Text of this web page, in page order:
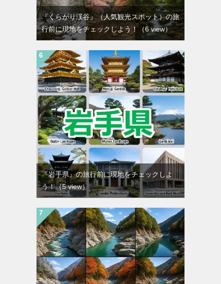
『くらがり渓谷』（人気観光スポット）の旅
行前に現地をチェックしよう！
（6 view）
『岩手県』の旅行前に現地をチェックしよ
う！（5 view）